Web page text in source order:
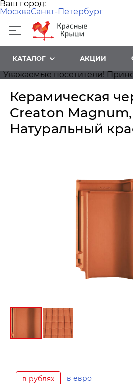
Ваш город:
МоскваСанкт-Петербург
КАТАЛОГ АКЦИИ
посетители!
Керамическая
Creaton Magnum,
Натуральный
в рублях в евро